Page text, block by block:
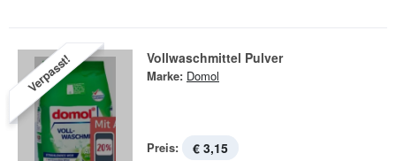
Verpasst! Vollwaschmittel Pulver
Marke: Domol
Preis: € 3,15